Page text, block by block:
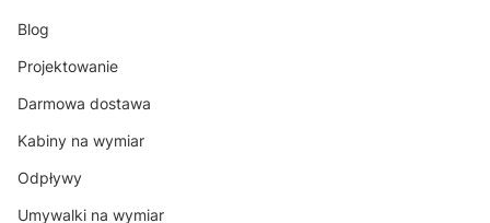
Blog
Projektowanie
Darmowa dostawa
Kabiny na wymiar
Odpływy
Umywalki na wymiar